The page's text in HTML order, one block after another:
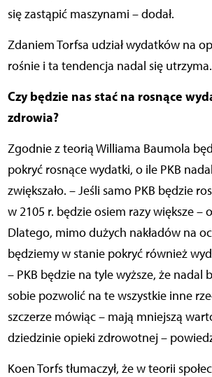
się zastąpić maszynami – dodał.
Zdaniem Torfsa udział wydatków na
rośnie i ta tendencja nadal się utrzyma.
Czy będzie nas stać na rosnące
zdrowia?
Zgodnie z teorią Williama Baumola
pokryć rosnące wydatki, o ile PKB
zwiększało. – Jeśli samo PKB będzie
w 2105 r. będzie osiem razy większe –
Dlatego, mimo dużych nakładów na
będziemy w stanie pokryć również
– PKB będzie na tyle wyższe, że nadal
sobie pozwolić na te wszystkie inne
szczerze mówiąc – mają mniejszą
dziedzinie opieki zdrowotnej –
Koen Torfs tłumaczył, że w teorii